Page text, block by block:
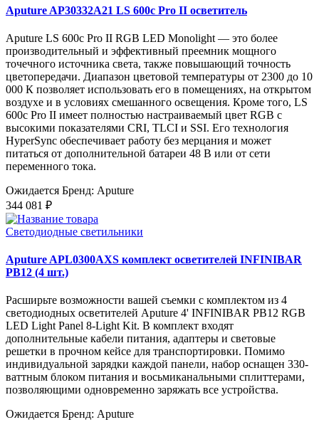
Aputure AP30332A21 LS 600c Pro II осветитель
Aputure LS 600c Pro II RGB LED Monolight — это более
производительный и эффективный преемник мощного
точечного источника света, также повышающий точность
цветопередачи. Диапазон цветовой температуры от 2300 до 10
000 К позволяет использовать его в помещениях, на открытом
воздухе и в условиях смешанного освещения. Кроме того, LS
600c Pro II имеет полностью настраиваемый цвет RGB с
высокими показателями CRI, TLCI и SSI. Его технология
HyperSync обеспечивает работу без мерцания и может
питаться от дополнительной батареи 48 В или от сети
переменного тока.
Ожидается Бренд: Aputure
344 081 ₽
Светодиодные светильники
Aputure APL0300AXS комплект осветителей INFINIBAR
PB12 (4 шт.)
Расширьте возможности вашей съемки с комплектом из 4
светодиодных осветителей Aputure 4' INFINIBAR PB12 RGB
LED Light Panel 8-Light Kit. В комплект входят
дополнительные кабели питания, адаптеры и световые
решетки в прочном кейсе для транспортировки. Помимо
индивидуальной зарядки каждой панели, набор оснащен 330-
ваттным блоком питания и восьмиканальными сплиттерами,
позволяющими одновременно заряжать все устройства.
Ожидается Бренд: Aputure